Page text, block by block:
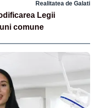
Realitatea de Galati
Legii
comune